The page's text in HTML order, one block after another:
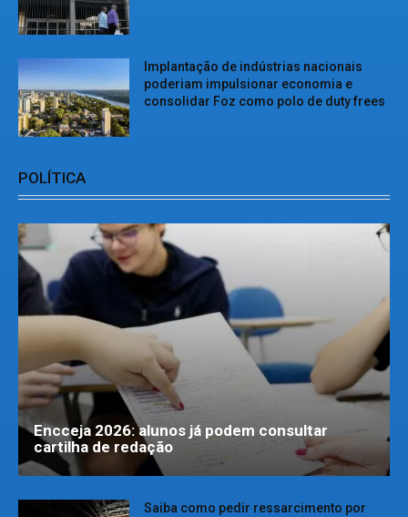
Implantação de indústrias nacionais
poderiam impulsionar economia e
consolidar Foz como polo de duty frees
POLÍTICA
Encceja 2026: alunos já podem consultar
cartilha de redação
Saiba como pedir ressarcimento por